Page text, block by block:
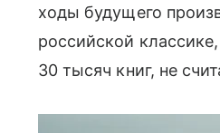
ходы будущего
российской
30 тысяч книг, не